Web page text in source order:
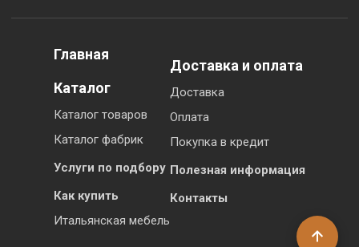
Главная
Каталог
Каталог товаров
Каталог фабрик
Услуги по подбору
Как купить
Итальянская мебель
Доставка и оплата
Доставка
Оплата
Покупка в кредит
Полезная информация
Контакты